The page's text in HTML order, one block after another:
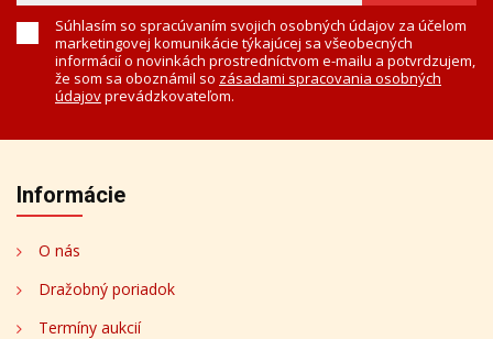
Súhlasím so spracúvaním svojich osobných údajov za účelom
marketingovej komunikácie týkajúcej sa všeobecných
informácií o novinkách prostredníctvom e-mailu a potvrdzujem,
že som sa oboznámil so zásadami spracovania osobných
údajovprevádzkovateľom.
Informácie
O nás
Dražobný poriadok
Termíny aukcií